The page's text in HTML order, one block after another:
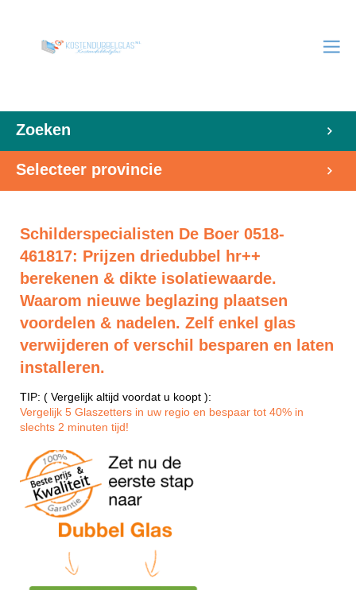
Zoeken
Selecteer provincie
Schilderspecialisten De Boer 0518-
461817: Prijzen driedubbel hr++
berekenen & dikte isolatiewaarde.
Waarom nieuwe beglazing plaatsen
voordelen & nadelen. Zelf enkel glas
verwijderen of verschil besparen en laten
installeren.
TIP: ( Vergelijk altijd voordat u koopt ):
Vergelijk 5 Glaszetters in uw regio en bespaar tot 40% in
slechts 2 minuten tijd!